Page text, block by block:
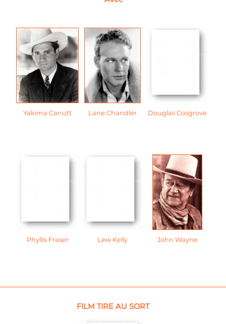
Yakima Canutt Lane Chandler Douglas Cosgrove
Phyllis Fraser Lew Kelly John Wayne
FILM TIRE AU SORT